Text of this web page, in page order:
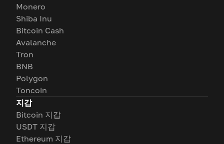
Monero
Shiba Inu
Bitcoin Cash
Avalanche
Tron
BNB
Polygon
Toncoin
지갑
Bitcoin 지갑
USDT 지갑
Ethereum 지갑